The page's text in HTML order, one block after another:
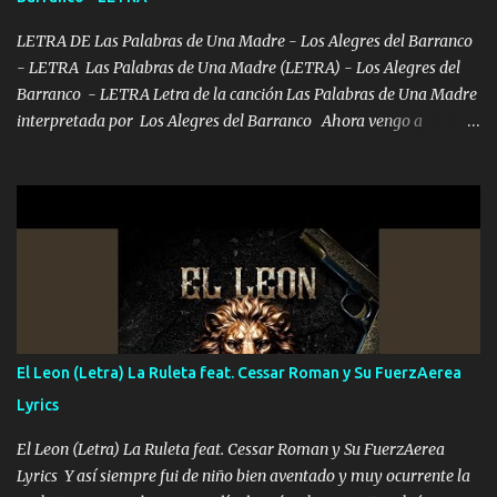
las risas las que me miran hay gente corriente no quieren ve...
LETRA DE Las Palabras de Una Madre - Los Alegres del Barranco
- LETRA Las Palabras de Una Madre (LETRA) - Los Alegres del
Barranco - LETRA Letra de la canción Las Palabras de Una Madre
interpretada por Los Alegres del Barranco Ahora vengo a
quiso, él tiempo sigue pasando y nunca te olvidaremos, aquí
seguiré esperando hasta volvernos a vernos El recuerdo que yo
tengo de mi mente no se va, en mi corazón me llevo lo mismo que
tu papá, a veces me pongo triste porque no puedo mirarte, mas se
que tu me escuchas porque tu eres mi gran ángel, El desespero me
llega para reunirme contigo, tu iluminas mi sendero por siempre
serás mi niño, del amor que yo te tengo es co...
El Leon (Letra) La Ruleta feat. Cessar Roman y Su FuerzAerea
Lyrics
El Leon (Letra) La Ruleta feat. Cessar Roman y Su FuerzAerea
Lyrics Y así siempre fui de niño bien aventado y muy ocurrente la